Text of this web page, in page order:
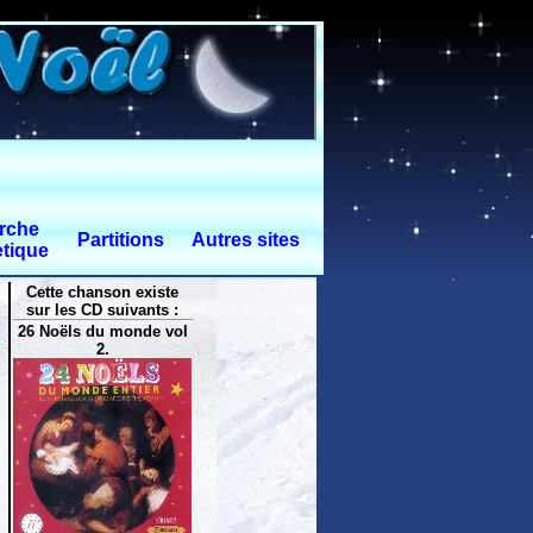
Partitions Autres sites
Cette chanson existe
sur les CD suivants :
26 Noëls du monde vol
2.